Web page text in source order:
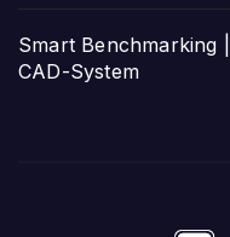
Smart Benchmarking
CAD-System